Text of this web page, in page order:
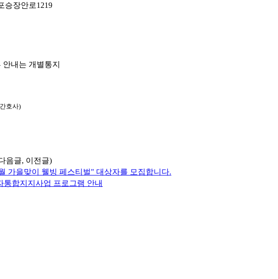
승장안로1219
내는 개별통지
호사)
음글, 이전글)
가을맞이 웰빙 페스티벌" 대상자를 모집합니다.
통합지지사업 프로그램 안내